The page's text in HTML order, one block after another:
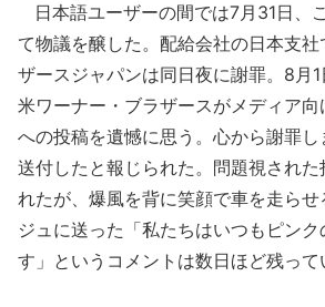
日本語ユーザーの間では7月31日、
て物議を醸した。配給会社の日本支
ザースジャパンは同日夜に謝罪。8月
米ワーナー・ブラザースがメディア
への投稿を遺憾に思う。心から謝罪
送付したと報じられた。問題視された
れたが、爆風を背に笑顔で車を走ら
ジュに送った「私たちはいつもピンク
す」というコメントは数日ほど残って